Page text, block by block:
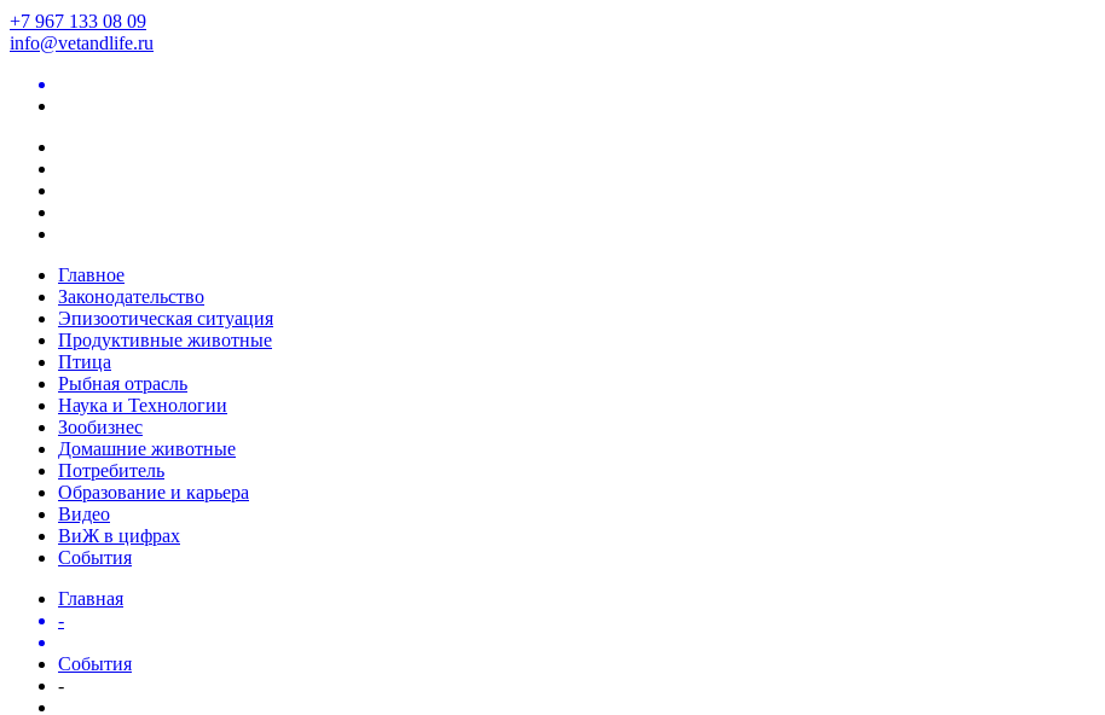
+7 967 133 08 09
info@vetandlife.ru
Главное
Законодательство
Эпизоотическая ситуация
Продуктивные животные
Птица
Рыбная отрасль
Наука и Технологии
Зообизнес
Домашние животные
Потребитель
Образование и карьера
Видео
ВиЖ в цифрах
События
Главная
-
События
-